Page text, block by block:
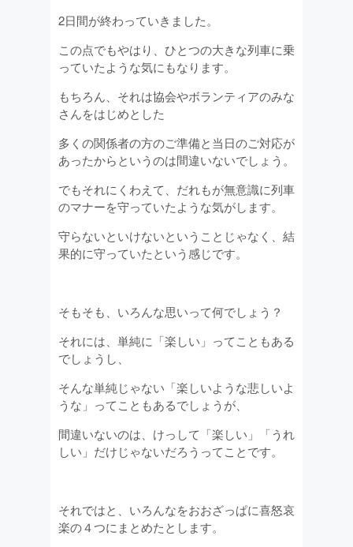
2日間が終わっていきました。
この点でもやはり、ひとつの大きな列車に乗
っていたような気にもなります。
もちろん、それは協会やボランティアのみな
さんをはじめとした
多くの関係者の方のご準備と当日のご対応が
あったからというのは間違いないでしょう。
でもそれにくわえて、だれもが無意識に列車
のマナーを守っていたような気がします。
守らないといけないということじゃなく、結
果的に守っていたという感じです。
そもそも、いろんな思いって何でしょう？
それには、単純に「楽しい」ってこともある
でしょうし、
そんな単純じゃない「楽しいような悲しいよ
うな」ってこともあるでしょうが、
間違いないのは、けっして「楽しい」「うれ
しい」だけじゃないだろうってことです。
それではと、いろんなをおおざっぱに喜怒哀
楽の４つにまとめたとします。